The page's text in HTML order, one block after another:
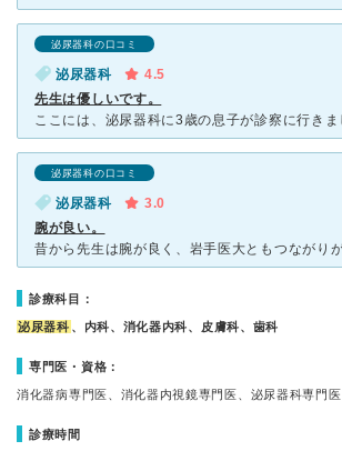
泌尿器科の口コミ
泌尿器科
4.5
先生は優しいです。
泌尿器科の口コミ
泌尿器科
3.0
腕が良い。
診療科目：
泌尿器科 、内科、消化器内科、皮膚科、歯科
専門医・資格：
消化器病専門医、消化器内視鏡専門医、泌尿器科専門
診療時間